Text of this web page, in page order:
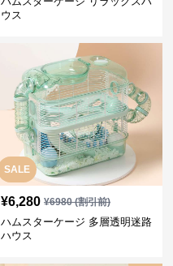
ウス
SALE
¥6,280 ¥6980(割引前)
ハムスターケージ 多層透明迷路
ハウス